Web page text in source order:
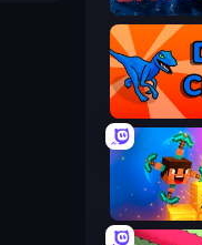
Evo Fish
Dino Crowd
Merge & Dig!